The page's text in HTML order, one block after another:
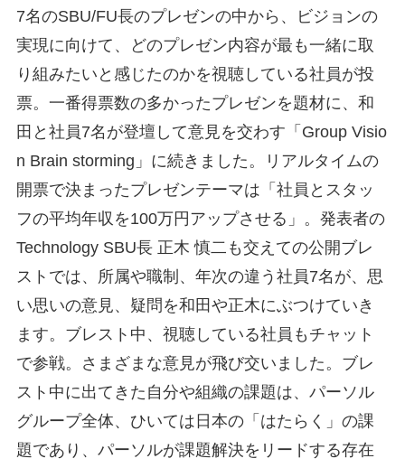
7名のSBU/FU長のプレゼンの中から、ビジョンの
実現に向けて、どのプレゼン内容が最も一緒に取
り組みたいと感じたのかを視聴している社員が投
票。一番得票数の多かったプレゼンを題材に、和
田と社員7名が登壇して意見を交わす「Group Visio
n Brain storming」に続きました。リアルタイムの
開票で決まったプレゼンテーマは「社員とスタッ
フの平均年収を100万円アップさせる」。発表者の
Technology SBU長 正木 慎二も交えての公開ブレ
ストでは、所属や職制、年次の違う社員7名が、思
い思いの意見、疑問を和田や正木にぶつけていき
ます。ブレスト中、視聴している社員もチャット
で参戦。さまざまな意見が飛び交いました。ブレ
スト中に出てきた自分や組織の課題は、パーソル
グループ全体、ひいては日本の「はたらく」の課
題であり、パーソルが課題解決をリードする存在